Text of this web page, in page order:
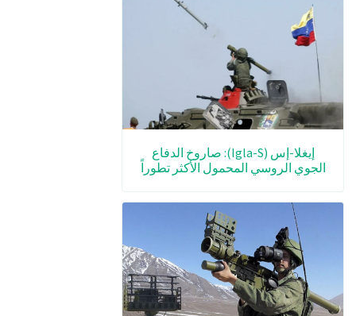
إيغلا-إس (Igla-S): صاروخ الدفاع
الجوي الروسي المحمول الأكثر تطوراً